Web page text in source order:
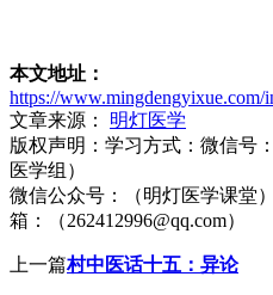
本文地址：
https://www.mingdengyixue.com/
文章来源：
明灯医学
版权声明： 学习方式：微信号
医学组）
微信公众号：（明灯医学课堂
箱：（262412996@qq.com）
上一篇村中医话十五：异论